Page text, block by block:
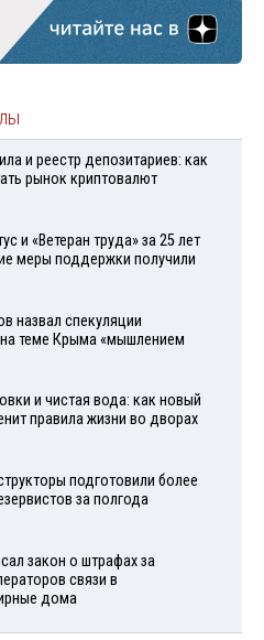
и реестр депозитариев: как
рынок криптовалют
и «Ветеран труда» за 25 лет
меры поддержки получили
назвал спекуляции
теме Крыма «мышлением
и чистая вода: как новый
правила жизни во дворах
подготовили более
за полгода
закон о штрафах за
связи в
дома